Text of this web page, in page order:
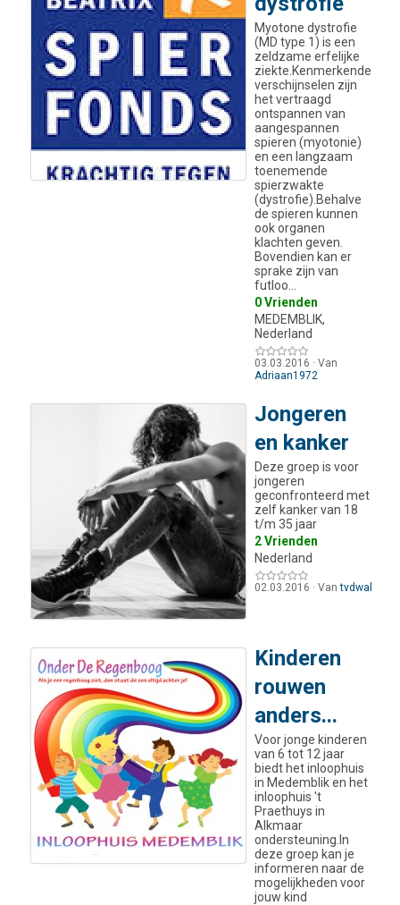
Myotone dystrofie
(MD type 1) is een
zeldzame erfelijke
ziekte.Kenmerkende
verschijnselen zijn
het vertraagd
ontspannen van
aangespannen
spieren (myotonie)
en een langzaam
toenemende
spierzwakte
(dystrofie).Behalve
de spieren kunnen
ook organen
klachten geven.
Bovendien kan er
sprake zijn van
futloo…
0 Vrienden
MEDEMBLIK,
Nederland
03.03.2016 · Van
Adriaan1972
Jongeren
en kanker
Deze groep is voor
jongeren
geconfronteerd met
zelf kanker van 18
t/m 35 jaar
2 Vrienden
Nederland
02.03.2016 · Vantvdwal
Kinderen
rouwen
anders...
Voor jonge kinderen
van 6 tot 12 jaar
biedt het inloophuis
in Medemblik en het
inloophuis 't
Praethuys in
Alkmaar
ondersteuning.In
deze groep kan je
informeren naar de
mogelijkheden voor
jouw kind